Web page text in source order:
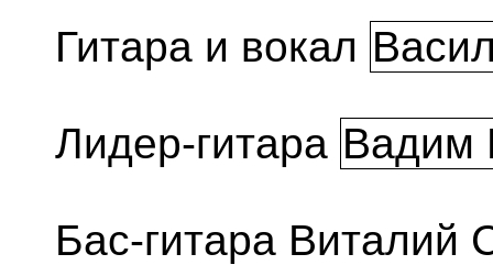
Гитара и вокал
Лидер-гитара Вадим
Бас-гитара Виталий